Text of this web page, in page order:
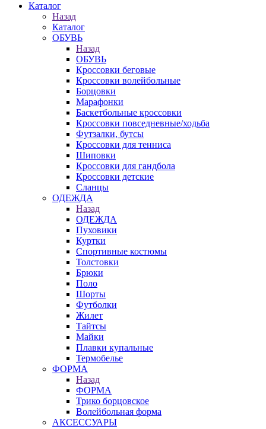
Каталог
Назад
Каталог
ОБУВЬ
Назад
ОБУВЬ
Кроссовки беговые
Кроссовки волейбольные
Борцовки
Марафонки
Баскетбольные кроссовки
Кроссовки повседневные/ходьба
Футзалки, бутсы
Кроссовки для тенниса
Шиповки
Кроссовки для гандбола
Кроссовки детские
Сланцы
ОДЕЖДА
Назад
ОДЕЖДА
Пуховики
Куртки
Спортивные костюмы
Толстовки
Брюки
Поло
Шорты
Футболки
Жилет
Тайтсы
Майки
Плавки купальные
Термобелье
ФОРМА
Назад
ФОРМА
Трико борцовское
Волейбольная форма
АКСЕССУАРЫ